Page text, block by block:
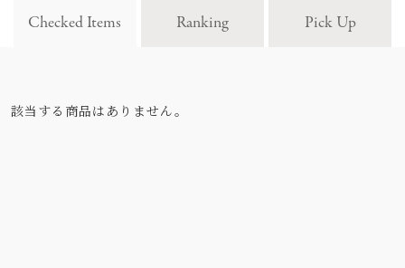
Checked Items Ranking Pick Up
該当する商品はありません。